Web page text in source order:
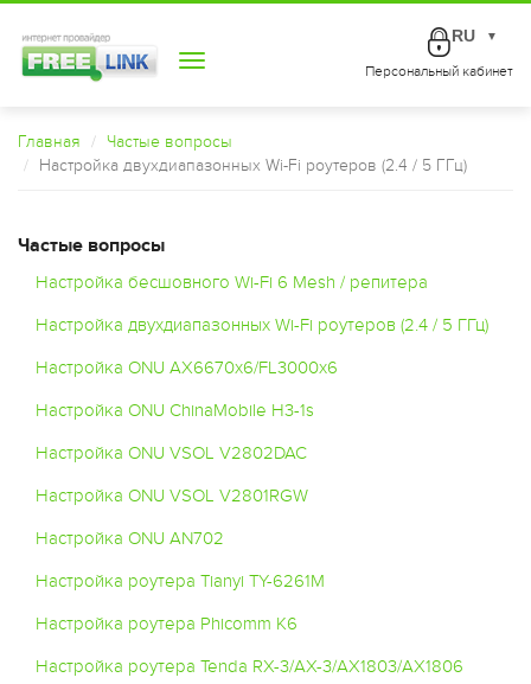
Toggle
Персональный кабинет
RU ▼
Главная
Частые вопросы
Настройка двухдиапазонных Wi-Fi роутеров (2.4 / 5 ГГц)
Частые вопросы
Настройка бесшовного Wi-Fi 6 Mesh / репитера
Настройка двухдиапазонных Wi-Fi роутеров (2.4 / 5 ГГц)
Настройка ONU AX6670x6/FL3000x6
Настройка ONU ChinaMobile H3-1s
Настройка ONU VSOL V2802DAC
Настройка ONU VSOL V2801RGW
Настройка ONU AN702
Настройка роутера Tianyi TY-6261M
Настройка роутера Phicomm K6
Настройка роутера Tenda RX-3/AX-3/AX1803/AX1806